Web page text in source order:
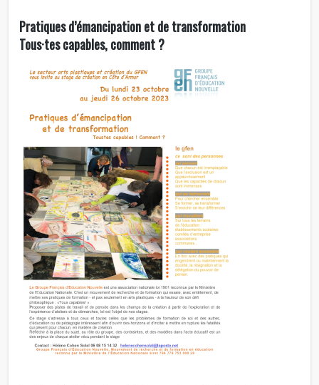
Pratiques d’émancipation et de transformation
Tous·tes capables, comment ?